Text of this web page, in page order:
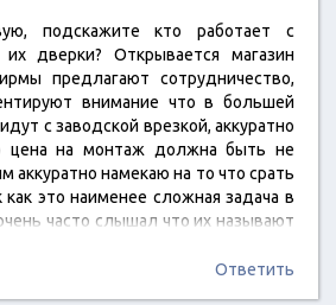
подскажите кто работает с
дверки? Открывается магазин
предлагают сотрудничество,
внимание что в большей
с заводской врезкой, аккуратно
цена на монтаж должна быть не
аккуратно намекаю на то что срать
как это наименее сложная задача в
часто слышал что их называют
дороже обычных бюджетокОтветить